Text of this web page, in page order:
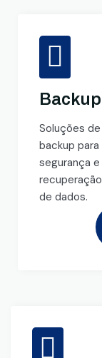
Backup
Soluções de
backup para
segurança e
recuperação
de dados.